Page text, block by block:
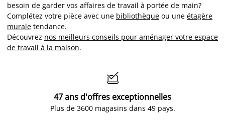
besoin de garder vos affaires de travail à portée de main?
Complétez votre pièce avec une bibliothèque ou une étagère
murale tendance.
Découvrez nos meilleurs conseils pour aménager votre espace
de travail à la maison.

47 ans d'offres exceptionnelles
Plus de 3600 magasins dans 49 pays.